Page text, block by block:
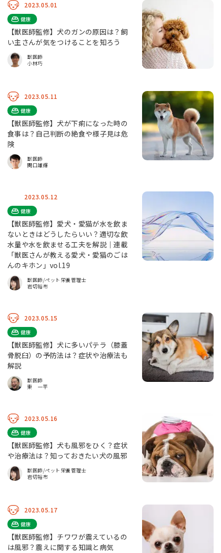
2023.05.01
健康
【獣医師監修】犬のガンの原因は？飼
い主さんが気をつけることを知ろう
獣医師
小林巧
2023.05.11
健康
【獣医師監修】犬が下痢になった時の
食事は？自己判断の絶食や様子見は危
険
獣医師
関口雄輝
2023.05.12
健康
【獣医師監修】愛犬・愛猫が水を飲ま
ないときはどうしたらいい？適切な飲
水量や水を飲ませる工夫を解説｜連載
「獣医さんが教える愛犬・愛猫のごは
んのキホン」vol.19
獣医師/ペット栄養管理士
岩切裕布
2023.05.15
健康
【獣医師監修】犬に多いパテラ（膝蓋
骨脱臼）の予防法は？症状や治療法も
解説
獣医師
東 一平
2023.05.16
健康
【獣医師監修】犬も風邪をひく？症状
や治療法は？知っておきたい犬の風邪
獣医師/ペット栄養管理士
岩切裕布
2023.05.17
健康
【獣医師監修】チワワが震えているの
は風邪？震えに関する知識と病気